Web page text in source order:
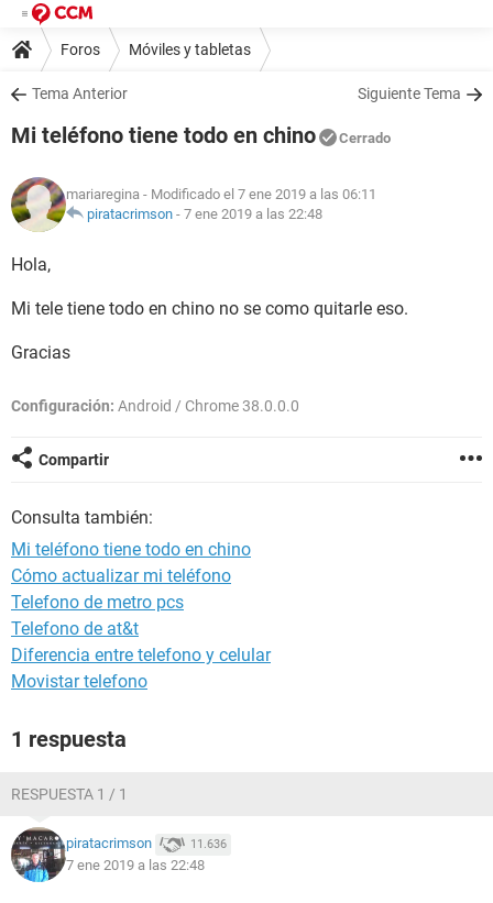
Foros Móviles y tabletas
Tema Anterior Siguiente Tema
Mi teléfono tiene todo en chino Cerrado
mariaregina - Modificado el 7 ene 2019 a las 06:11
piratacrimson - 7 ene 2019 a las 22:48
Hola,
Mi tele tiene todo en chino no se como quitarle eso.
Gracias
Configuración: Android / Chrome 38.0.0.0
Compartir
Consulta también:
Mi teléfono tiene todo en chino
Cómo actualizar mi teléfono
Telefono de metro pcs
Telefono de at&t
Diferencia entre telefono y celular
Movistar telefono
1 respuesta
RESPUESTA 1 / 1
piratacrimson 11.636
7 ene 2019 a las 22:48